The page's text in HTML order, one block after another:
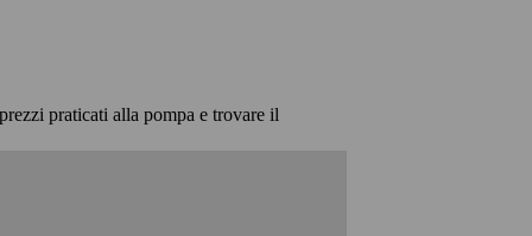
praticati alla pompa e trovare il